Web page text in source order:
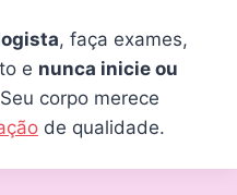
, faça exames,
e nunca inicie ou
corpo merece
de qualidade.